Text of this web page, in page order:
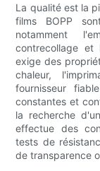
La qualité est la
films BOPP
notamment
contrecollage et
exige des
chaleur,
fournisseur
constantes et
la recherche
effectue des
tests de
de transparence